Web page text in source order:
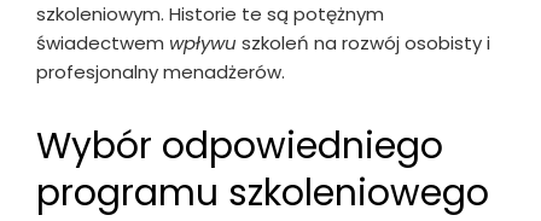
szkoleniowym. Historie te są potężnym
świadectwem wpływu szkoleń na rozwój osobisty i
profesjonalny menadżerów.
Wybór odpowiedniego
programu szkoleniowego